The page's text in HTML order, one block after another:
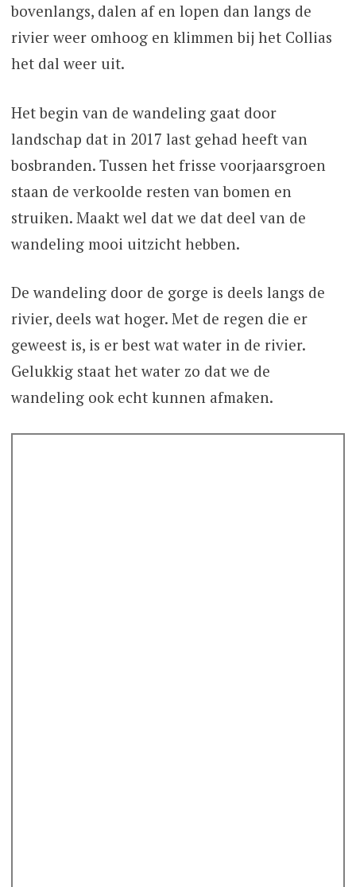
bovenlangs, dalen af en lopen dan langs de
rivier weer omhoog en klimmen bij het Collias
het dal weer uit.
Het begin van de wandeling gaat door
landschap dat in 2017 last gehad heeft van
bosbranden. Tussen het frisse voorjaarsgroen
staan de verkoolde resten van bomen en
struiken. Maakt wel dat we dat deel van de
wandeling mooi uitzicht hebben.
De wandeling door de gorge is deels langs de
rivier, deels wat hoger. Met de regen die er
geweest is, is er best wat water in de rivier.
Gelukkig staat het water zo dat we de
wandeling ook echt kunnen afmaken.